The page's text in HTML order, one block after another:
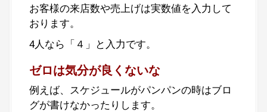
お客様の来店数や売上げは実数値を入力して
おります。
4人なら「４」と入力です。
ゼロは気分が良くないな
例えば、スケジュールがパンパンの時はブロ
グが書けなかったりします。